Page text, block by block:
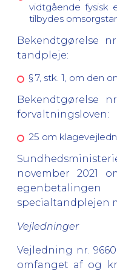
vidtgående fysisk
tilbydes
Bekendtgørelse
tandpleje:
§ 7, stk. 1, om den
Bekendtgørelse
forvaltningsloven:
25 om
november 2021
specialtandplejen
Vejledninger
Vejledning nr.
omfanget af og